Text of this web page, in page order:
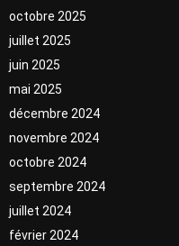
octobre 2025
juillet 2025
juin 2025
mai 2025
décembre 2024
novembre 2024
octobre 2024
septembre 2024
juillet 2024
février 2024